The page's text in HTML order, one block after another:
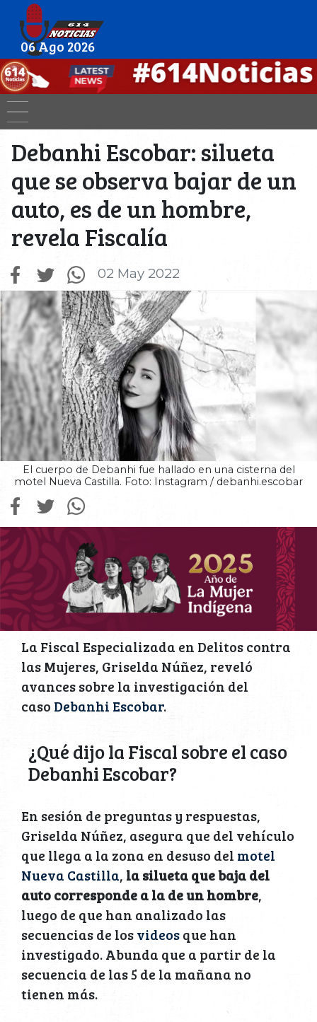
06 Ago 2026
Debanhi Escobar: silueta
que se observa bajar de un
auto, es de un hombre,
revela Fiscalía
02 May 2022
El cuerpo de Debanhi fue hallado en una cisterna del
motel Nueva Castilla. Foto: Instagram / debanhi.escobar
La Fiscal Especializada en Delitos contra
las Mujeres, Griselda Núñez, reveló
avances sobre la investigación del
caso Debanhi Escobar.
¿Qué dijo la Fiscal sobre el caso
Debanhi Escobar?
En sesión de preguntas y respuestas,
Griselda Núñez, asegura que del vehículo
que llega a la zona en desuso del motel
Nueva Castilla, la silueta que baja del
auto corresponde a la de un hombre,
luego de que han analizado las
secuencias de losvideosque han
investigado. Abunda que a partir de la
secuencia de las 5 de la mañana no
tienen más.